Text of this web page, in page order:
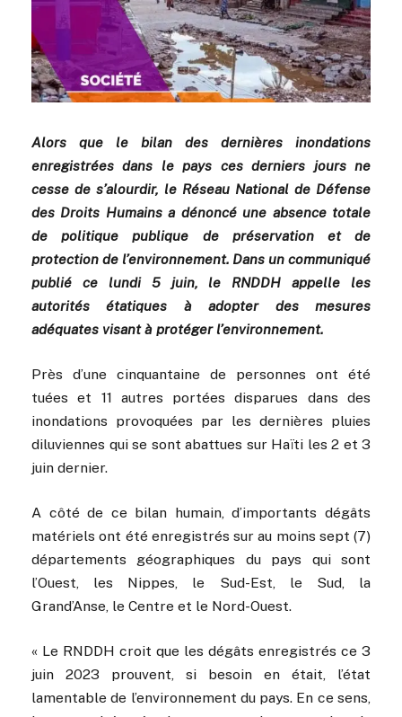
Alors que le bilan des dernières inondations
enregistrées dans le pays ces derniers jours ne
cesse de s’alourdir, le Réseau National de Défense
des Droits Humains a dénoncé une absence totale
de politique publique de préservation et de
protection de l’environnement. Dans un communiqué
publié ce lundi 5 juin, le RNDDH appelle les
autorités étatiques à adopter des mesures
adéquates visant à protéger l’environnement.
Près d’une cinquantaine de personnes ont été
tuées et 11 autres portées disparues dans des
inondations provoquées par les dernières pluies
diluviennes qui se sont abattues sur Haïti les 2 et 3
juin dernier.
A côté de ce bilan humain, d’importants dégâts
matériels ont été enregistrés sur au moins sept (7)
départements géographiques du pays qui sont
l’Ouest, les Nippes, le Sud-Est, le Sud, la
Grand’Anse, le Centre et le Nord-Ouest.
« Le RNDDH croit que les dégâts enregistrés ce 3
juin 2023 prouvent, si besoin en était, l’état
lamentable de l’environnement du pays. En ce sens,